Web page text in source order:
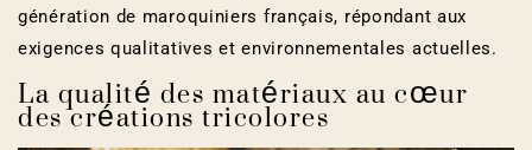
génération de maroquiniers français, répondant aux
exigences qualitatives et environnementales actuelles.
La qualité des matériaux au cœur
des créations tricolores